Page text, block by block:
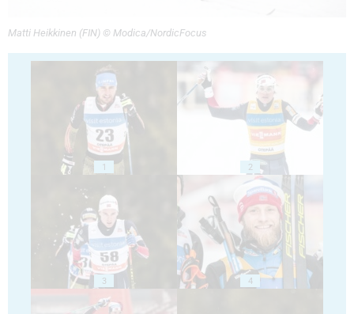
Matti Heikkinen (FIN) © Modica/NordicFocus
1 2
3 4